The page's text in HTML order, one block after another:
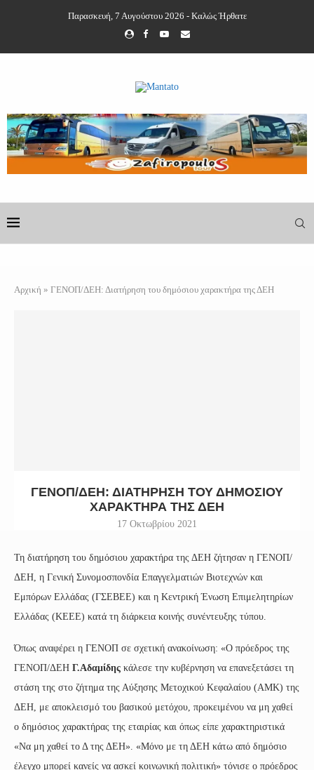
Παρασκευή, 7 Αυγούστου 2026 - Καλώς Ήρθατε
Αρχική » ΓΕΝΟΠ/ΔΕΗ: Διατήρηση του δημόσιου χαρακτήρα της ΔΕΗ
ΓΕΝΟΠ/ΔΕΗ: ΔΙΑΤΉΡΗΣΗ ΤΟΥ ΔΗΜΌΣΙΟΥ
ΧΑΡΑΚΤΉΡΑ ΤΗΣ ΔΕΗ
17 Οκτωβρίου 2021
Τη διατήρηση του δημόσιου χαρακτήρα της ΔΕΗ ζήτησαν η ΓΕΝΟΠ/
ΔΕΗ, η Γενική Συνομοσπονδία Επαγγελματιών Βιοτεχνών και
Εμπόρων Ελλάδας (ΓΣΕΒΕΕ) και η Κεντρική Ένωση Επιμελητηρίων
Ελλάδας (ΚΕΕΕ) κατά τη διάρκεια κοινής συνέντευξης τύπου.
Όπως αναφέρει η ΓΕΝΟΠ σε σχετική ανακοίνωση: «Ο πρόεδρος της
ΓΕΝΟΠ/ΔΕΗ Γ.Αδαμίδης κάλεσε την κυβέρνηση να επανεξετάσει τη
στάση της στο ζήτημα της Αύξησης Μετοχικού Κεφαλαίου (ΑΜΚ) της
ΔΕΗ, με αποκλεισμό του βασικού μετόχου, προκειμένου να μη χαθεί
ο δημόσιος χαρακτήρας της εταιρίας και όπως είπε χαρακτηριστικά
«Να μη χαθεί το Δ της ΔΕΗ». «Μόνο με τη ΔΕΗ κάτω από δημόσιο
έλεγχο μπορεί κανείς να ασκεί κοινωνική πολιτική» τόνισε ο πρόεδρος